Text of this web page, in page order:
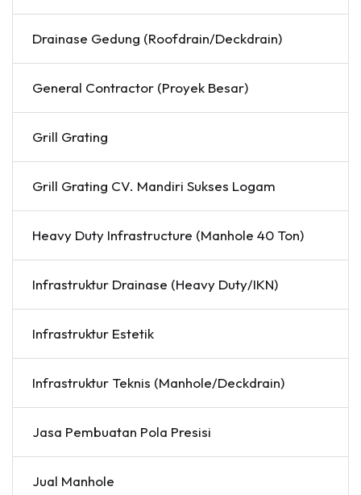
Drainase Gedung (Roofdrain/Deckdrain)
General Contractor (Proyek Besar)
Grill Grating
Grill Grating CV. Mandiri Sukses Logam
Heavy Duty Infrastructure (Manhole 40 Ton)
Infrastruktur Drainase (Heavy Duty/IKN)
Infrastruktur Estetik
Infrastruktur Teknis (Manhole/Deckdrain)
Jasa Pembuatan Pola Presisi
Jual Manhole